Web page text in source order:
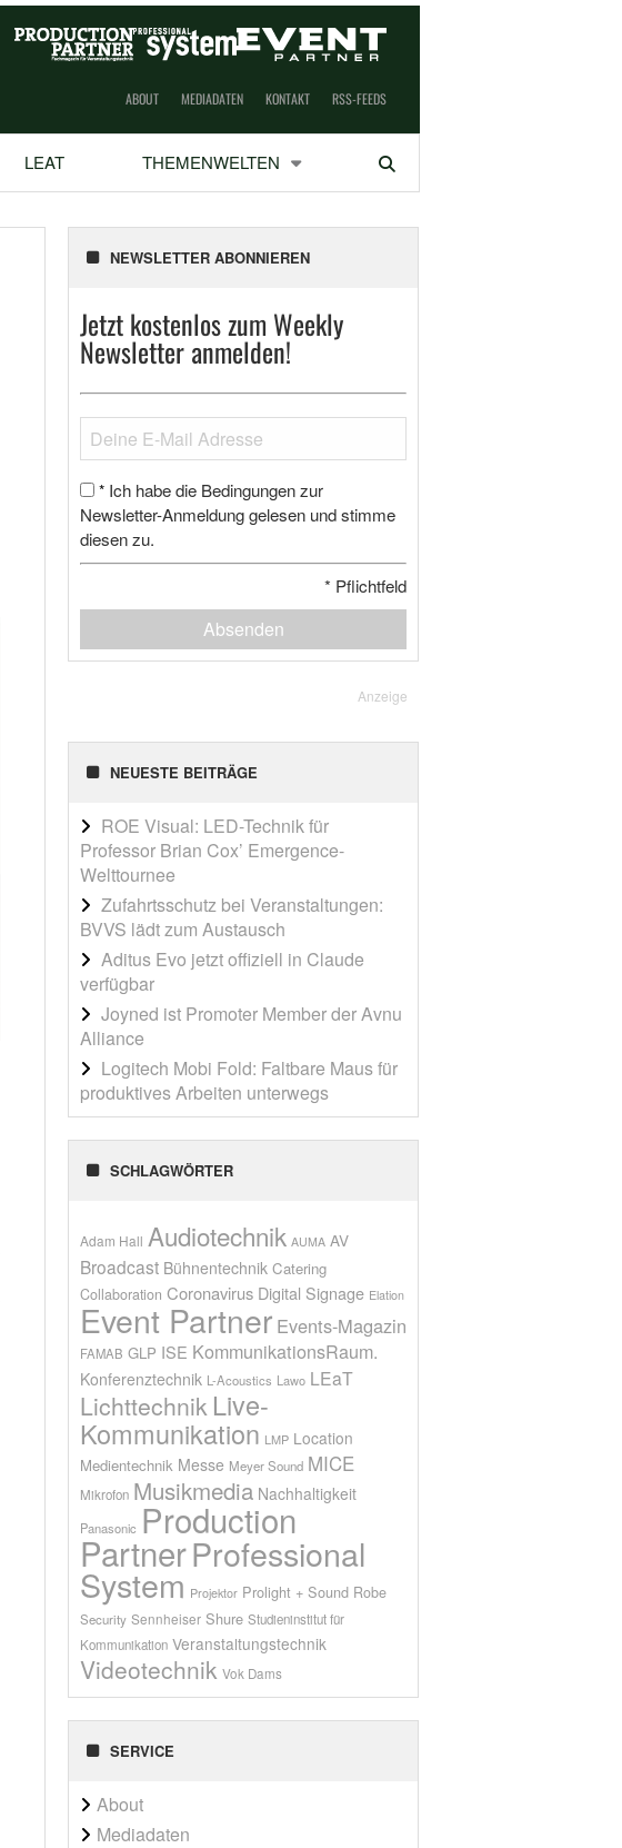
ABOUT MEDIADATEN KONTAKT RSS-FEEDS
LEAT THEMENWELTEN Suchen
NEWSLETTER ABONNIEREN
Jetzt kostenlos zum Weekly
Newsletter anmelden!
* Ich habe die Bedingungen zur
Newsletter-Anmeldung gelesen und stimme
diesen zu.
* Pflichtfeld
Absenden
Anzeige
NEUESTE BEITRÄGE
ROE Visual: LED-Technik für
Professor Brian Cox’ Emergence-
Welttournee
Zufahrtsschutz bei Veranstaltungen:
BVVS lädt zum Austausch
Aditus Evo jetzt offiziell in Claude
verfügbar
Joyned ist Promoter Member der Avnu
Alliance
Logitech Mobi Fold: Faltbare Maus für
produktives Arbeiten unterwegs
SCHLAGWÖRTER
Adam Hall Audiotechnik AUMA AV
Broadcast Bühnentechnik Catering
Collaboration Coronavirus Digital Signage Elation
Event Partner Events-Magazin
FAMAB GLP ISE KommunikationsRaum.
Konferenztechnik L-Acoustics Lawo LEaT
Lichttechnik Live-
Kommunikation LMP Location
Medientechnik Messe Meyer Sound MICE
Mikrofon Musikmedia Nachhaltigkeit
Panasonic Production
PartnerProfessional
System Projektor Prolight + Sound Robe
Security Sennheiser Shure Studieninstitut für
Kommunikation Veranstaltungstechnik
Videotechnik Vok Dams
SERVICE
About
Mediadaten